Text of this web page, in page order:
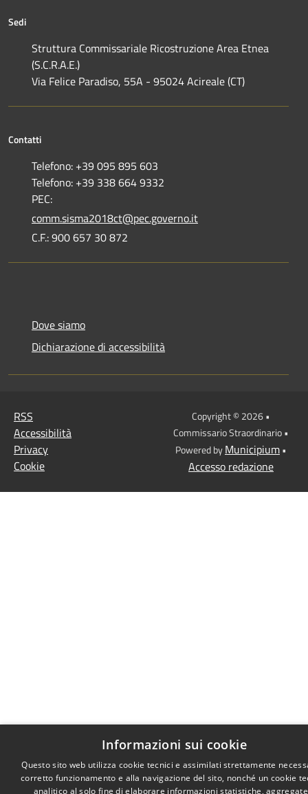
Sedi
Struttura Commissariale Ricostruzione Area Etnea
(S.C.R.A.E.)
Via Felice Paradiso, 55A - 95024 Acireale (CT)
Contatti
Telefono: +39 095 895 603
Telefono: +39 338 664 9332
PEC:
comm.sisma2018ct@pec.governo.it
C.F.: 900 657 30 872
Dove siamo
Dichiarazione di accessibilità
RSS
Accessibilità
Privacy
Cookie
Copyright © 2026 •
Commissario Straordinario •
Powered byMunicipium•
Accesso redazione
Informazioni sui cookie
Questo sito web utilizza cookie tecnici e assimilati strettamente
corretto funzionamento e alla navigazione del sito, nonché un cookie
analitico al solo fine di elaborare informazioni statistiche,